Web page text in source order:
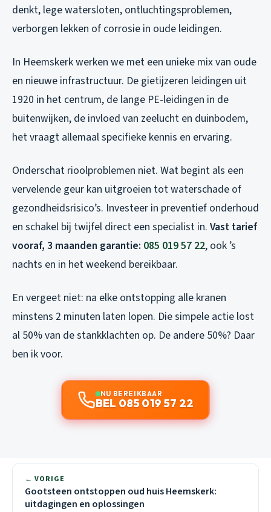
denkt, lege watersloten, ontluchtingsproblemen,
verborgen lekken of corrosie in oude leidingen.
In Heemskerk werken we met een unieke mix van oude
en nieuwe infrastructuur. De gietijzeren leidingen uit
1920 in het centrum, de lange PE-leidingen in de
buitenwijken, de invloed van zeelucht en duinbodem,
het vraagt allemaal specifieke kennis en ervaring.
Onderschat rioolproblemen niet. Wat begint als een
vervelende geur kan uitgroeien tot waterschade of
gezondheidsrisico’s. Investeer in preventief onderhoud
en schakel bij twijfel direct een specialist in. Vast tarief
vooraf, 3 maanden garantie: 085 019 57 22, ook ’s
nachts en in het weekend bereikbaar.
En vergeet niet: na elke ontstopping alle kranen
minstens 2 minuten laten lopen. Die simpele actie lost
al 50% van de stankklachten op. De andere 50%? Daar
ben ik voor.
NU BEREIKBAAR
BEL 085 019 57 22
← VORIGE
Gootsteen ontstoppen oud huis Heemskerk:
uitdagingen en oplossingen